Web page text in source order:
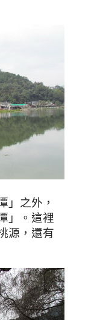
」 之外 ，
」。這裡
源，還有